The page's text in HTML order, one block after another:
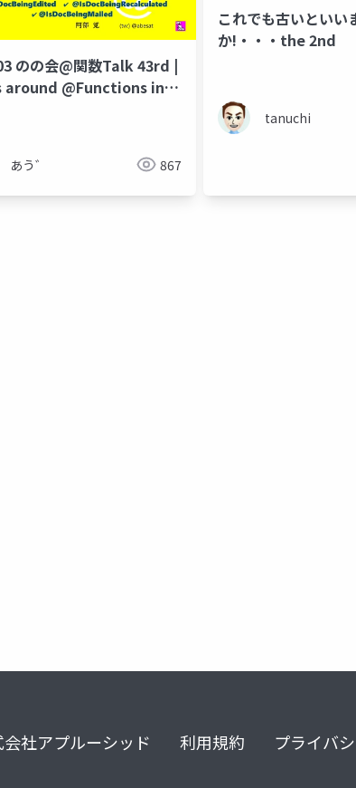
のの会@関数Talk 43rd |
around @Functions in
あう゛ 867
これでも古いといい
か!・・・the 2nd
tanuchi
社アプルーシッド 利用規約 プライバ